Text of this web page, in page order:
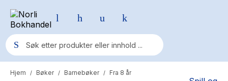
Populære søk
Hjem / Bøker / Barnebøker / Fra 8 år